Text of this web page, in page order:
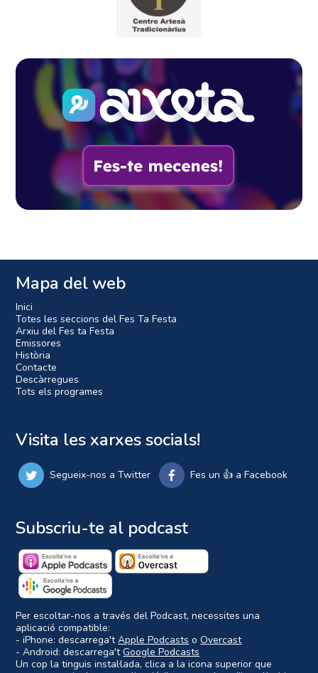
Mapa del web
Inici
Totes les seccions del Fes Ta Festa
Arxiu del Fes ta Festa
Emissores
Història
Contacte
Descàrregues
Tots els programes
Visita les xarxes socials!
Segueix-nos a Twitter Fes un 👍 a Facebook
Subscriu-te al podcast
Per escoltar-nos a través del Podcast, necessites una
aplicació compatible:
- iPhone: descarrega'tApple Podcasts oOvercast
- Android: descarrega'tGoogle Podcasts
Un cop la tinguis instal·lada, clica a la icona superior que